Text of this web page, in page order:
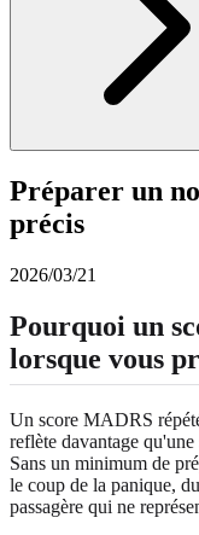
Préparer un
précis
2026/03/21
Pourquoi un
lorsque vous
Un score MADRS
reflète davantage
Sans un minimum de
le coup de la panique,
passagère qui ne